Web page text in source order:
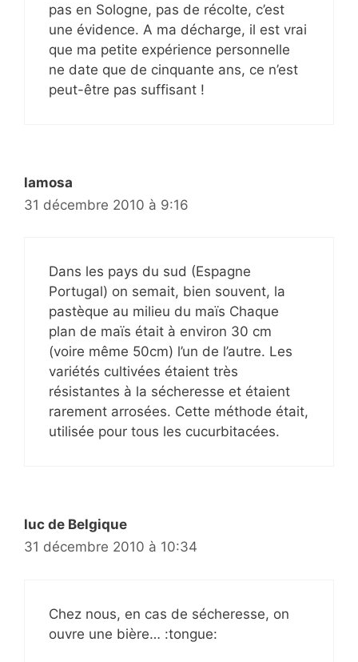
pas en Sologne, pas de récolte, c’est
une évidence. A ma décharge, il est vrai
que ma petite expérience personnelle
ne date que de cinquante ans, ce n’est
peut-être pas suffisant !
lamosa
31 décembre 2010 à 9:16
Dans les pays du sud (Espagne
Portugal) on semait, bien souvent, la
pastèque au milieu du maïs Chaque
plan de maïs était à environ 30 cm
(voire même 50cm) l’un de l’autre. Les
variétés cultivées étaient très
résistantes à la sécheresse et étaient
rarement arrosées. Cette méthode était,
utilisée pour tous les cucurbitacées.
luc de Belgique
31 décembre 2010 à 10:34
Chez nous, en cas de sécheresse, on
ouvre une bière… :tongue: